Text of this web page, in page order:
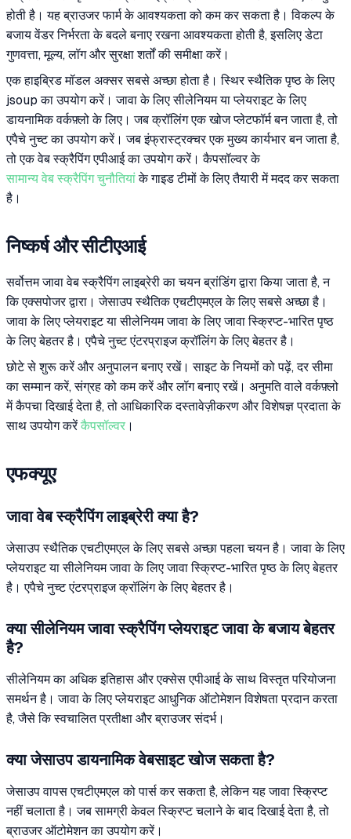
होती है। यह ब्राउजर फार्म के आवश्यकता को कम कर सकता है। विकल्प के
बजाय वेंडर निर्भरता के बदले बनाए रखना आवश्यकता होती है, इसलिए डेटा
गुणवत्ता, मूल्य, लॉग और सुरक्षा शर्तों की समीक्षा करें।
एक हाइब्रिड मॉडल अक्सर सबसे अच्छा होता है। स्थिर स्थैतिक पृष्ठ के लिए
jsoup का उपयोग करें। जावा के लिए सीलेनियम या प्लेयराइट के लिए
डायनामिक वर्कफ़्लो के लिए। जब क्रॉलिंग एक खोज प्लेटफॉर्म बन जाता है, तो
एपैचे नुच्ट का उपयोग करें। जब इंफ्रास्ट्रक्चर एक मुख्य कार्यभार बन जाता है,
तो एक वेब स्क्रैपिंग एपीआई का उपयोग करें। कैपसॉल्वर के
सामान्य वेब स्क्रैपिंग चुनौतियांके गाइड टीमों के लिए तैयारी में मदद कर सकता
है।
निष्कर्ष और सीटीएआई
सर्वोत्तम जावा वेब स्क्रैपिंग लाइब्रेरी का चयन ब्रांडिंग द्वारा किया जाता है, न
कि एक्सपोजर द्वारा। जेसाउप स्थैतिक एचटीएमएल के लिए सबसे अच्छा है।
जावा के लिए प्लेयराइट या सीलेनियम जावा के लिए जावा स्क्रिप्ट-भारित पृष्ठ
के लिए बेहतर है। एपैचे नुच्ट एंटरप्राइज क्रॉलिंग के लिए बेहतर है।
छोटे से शुरू करें और अनुपालन बनाए रखें। साइट के नियमों को पढ़ें, दर सीमा
का सम्मान करें, संग्रह को कम करें और लॉग बनाए रखें। अनुमति वाले वर्कफ़्लो
में कैपचा दिखाई देता है, तो आधिकारिक दस्तावेज़ीकरण और विशेषज्ञ प्रदाता के
साथ उपयोग करेंकैपसॉल्वर ।
एफक्यूए
जावा वेब स्क्रैपिंग लाइब्रेरी क्या है?
जेसाउप स्थैतिक एचटीएमएल के लिए सबसे अच्छा पहला चयन है। जावा के लिए
प्लेयराइट या सीलेनियम जावा के लिए जावा स्क्रिप्ट-भारित पृष्ठ के लिए बेहतर
है। एपैचे नुच्ट एंटरप्राइज क्रॉलिंग के लिए बेहतर है।
क्या सीलेनियम जावा स्क्रैपिंग प्लेयराइट जावा के बजाय बेहतर
है?
सीलेनियम का अधिक इतिहास और एक्सेस एपीआई के साथ विस्तृत परियोजना
समर्थन है। जावा के लिए प्लेयराइट आधुनिक ऑटोमेशन विशेषता प्रदान करता
है, जैसे कि स्वचालित प्रतीक्षा और ब्राउजर संदर्भ।
क्या जेसाउप डायनामिक वेबसाइट खोज सकता है?
जेसाउप वापस एचटीएमएल को पार्स कर सकता है, लेकिन यह जावा स्क्रिप्ट
नहीं चलाता है। जब सामग्री केवल स्क्रिप्ट चलाने के बाद दिखाई देता है, तो
ब्राउजर ऑटोमेशन का उपयोग करें।